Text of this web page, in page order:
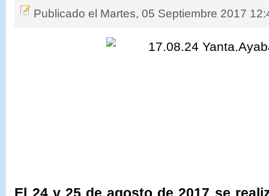
Publicado el Martes, 05 Septiembre 2017
El 24 y 25 de agosto de 2017 se